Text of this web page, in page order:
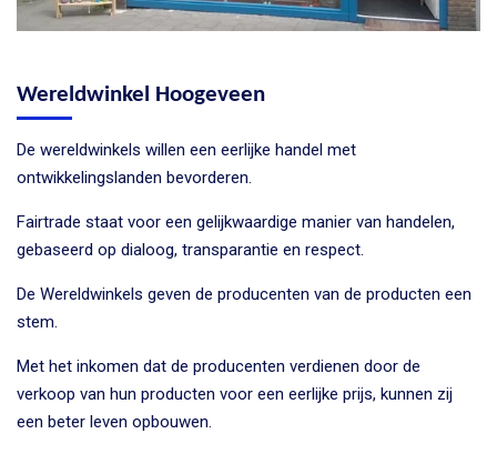
Wereldwinkel Hoogeveen
De wereldwinkels willen een eerlijke handel met
ontwikkelingslanden bevorderen.
Fairtrade staat voor een gelijkwaardige manier van handelen,
gebaseerd op dialoog, transparantie en respect.
De Wereldwinkels geven de producenten van de producten een
stem.
Met het inkomen dat de producenten verdienen door de
verkoop van hun producten voor een eerlijke prijs, kunnen zij
een beter leven opbouwen.